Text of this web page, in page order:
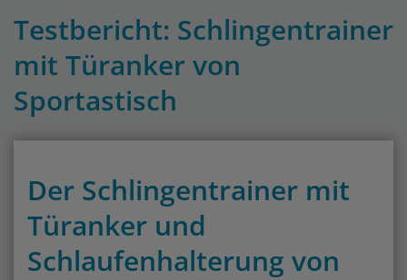
Testbericht: Schlingentrainer
mit Türanker von
Sportastisch
Der Schlingentrainer mit
Türanker und
Schlaufenhalterung von